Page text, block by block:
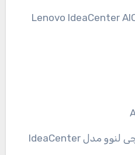
Lenovo IdeaCenter AIO 700 27 inch All-in-One